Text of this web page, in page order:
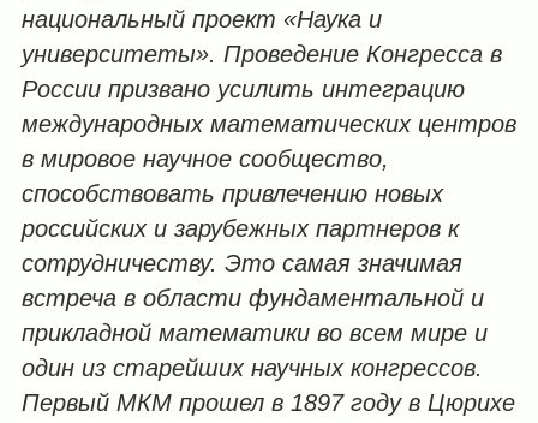
национальный проект «Наука и
университеты». Проведение Конгресса в
России призвано усилить интеграцию
международных математических центров
в мировое научное сообщество,
способствовать привлечению новых
российских и зарубежных партнеров к
сотрудничеству. Это самая значимая
встреча в области фундаментальной и
прикладной математики во всем мире и
один из старейших научных конгрессов.
Первый МКМ прошел в 1897 году в Цюрихе